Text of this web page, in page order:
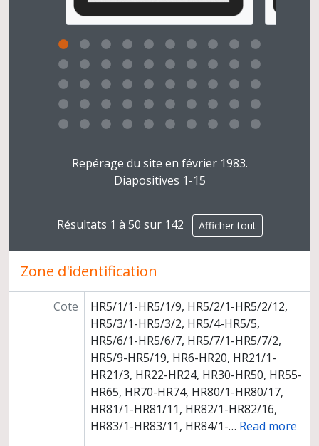
Repérage du site en février 1983.
Diapositives 1-15
Résultats 1 à 50 sur 142 Afficher tout
Zone d'identification
Cote
HR5/1/1-HR5/1/9, HR5/2/1-HR5/2/12,
HR5/3/1-HR5/3/2, HR5/4-HR5/5,
HR5/6/1-HR5/6/7, HR5/7/1-HR5/7/2,
HR5/9-HR5/19, HR6-HR20, HR21/1-
HR21/3, HR22-HR24, HR30-HR50, HR55-
HR65, HR70-HR74, HR80/1-HR80/17,
HR81/1-HR81/11, HR82/1-HR82/16,
HR83/1-HR83/11, HR84/1-… Read more